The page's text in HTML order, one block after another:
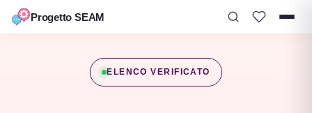
Progetto SEAM
ELENCO VERIFICATO